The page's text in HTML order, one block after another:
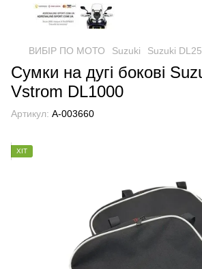
ВИБІР ПО МОТО Suzuki Suzuki
Сумки на дугі бокові
Vstrom DL1000
Артикул: А-003660
ХІТ